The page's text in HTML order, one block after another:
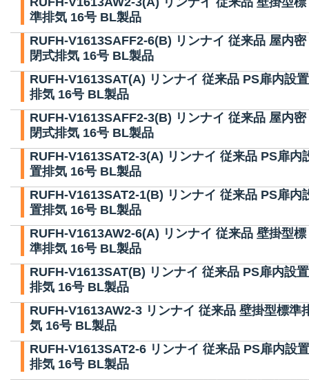
準排気 16号 BL製品
RUFH-V1613SAFF2-6(B) リンナイ 従来品 屋内密
閉式排気 16号 BL製品
RUFH-V1613SAT(A) リンナイ 従来品 PS扉内設置
排気 16号 BL製品
RUFH-V1613SAFF2-3(B) リンナイ 従来品 屋内密
閉式排気 16号 BL製品
RUFH-V1613SAT2-3(A) リンナイ 従来品 PS扉内
置排気 16号 BL製品
RUFH-V1613SAT2-1(B) リンナイ 従来品 PS扉内
置排気 16号 BL製品
RUFH-V1613AW2-6(A) リンナイ 従来品 壁掛型標
準排気 16号 BL製品
RUFH-V1613SAT(B) リンナイ 従来品 PS扉内設置
排気 16号 BL製品
RUFH-V1613AW2-3 リンナイ 従来品 壁掛型標準
気 16号 BL製品
RUFH-V1613SAT2-6 リンナイ 従来品 PS扉内設置
排気 16号 BL製品